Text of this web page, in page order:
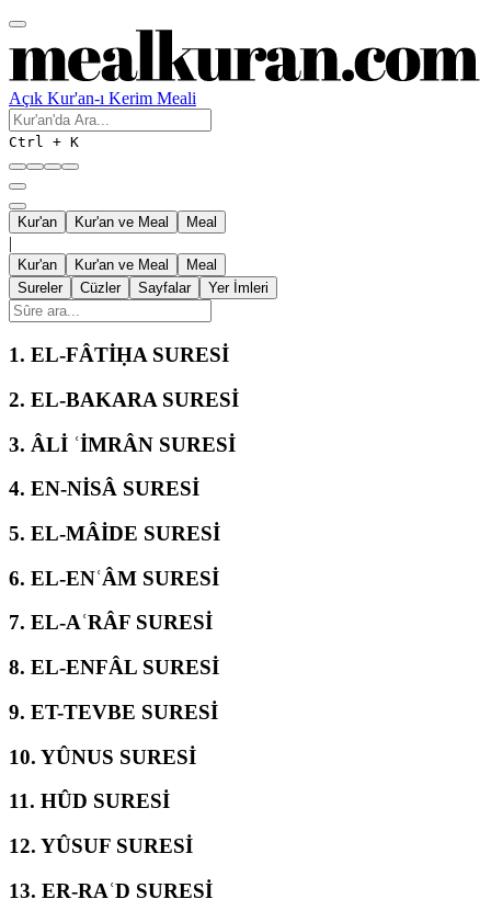
Açık Kur'an-ı Kerim Meali
Ctrl + K
Kur'an Kur'an ve Meal Meal
|
Kur'an Kur'an ve Meal
Meal
Sureler
Cüzler Sayfalar Yer İmleri
1. EL-FÂTİḤA SURESİ
2. EL-BAKARA SURESİ
3. ÂLİ ʿİMRÂN SURESİ
4. EN-NİSÂ SURESİ
5. EL-MÂİDE SURESİ
6. EL-ENʿÂM SURESİ
7. EL-AʿRÂF SURESİ
8. EL-ENFÂL SURESİ
9. ET-TEVBE SURESİ
10. YÛNUS SURESİ
11. HÛD SURESİ
12. YÛSUF SURESİ
13. ER-RAʿD SURESİ